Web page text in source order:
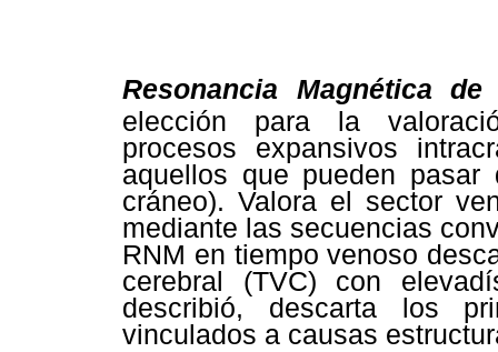
Resonancia Magnética de
elección para la
procesos expansivos
aquellos que pueden pasar
cráneo). Valora el sector
mediante las secuencias
RNM en tiempo venoso
cerebral (TVC) con
describió, descarta los
vinculados a causas